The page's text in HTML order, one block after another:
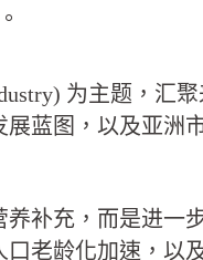
为主题，
蓝图，以及亚洲
补充，而是进一
老龄化加速，以